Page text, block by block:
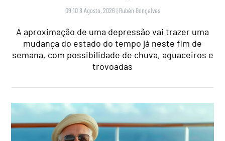
09:10 8 Agosto, 2026 | Rubén Gonçalves
A aproximação de uma depressão vai trazer uma
mudança do estado do tempo já neste fim de
semana, com possibilidade de chuva, aguaceiros e
trovoadas